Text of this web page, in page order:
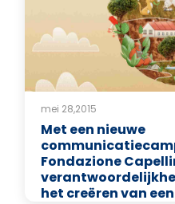
mei 28,2015
Met een nieuwe
Fondazione
het creëren van